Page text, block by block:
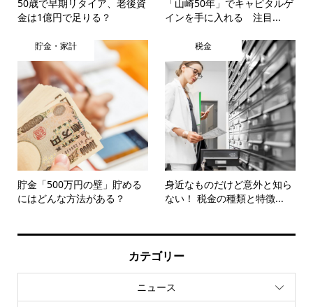
50歳で早期リタイア、老後資
金は1億円で足りる？
「山崎50年」でキャピタルゲ
インを手に入れる 注目...
貯金・家計
貯金「500万円の壁」貯める
にはどんな方法がある？
税金
身近なものだけど意外と知ら
ない！ 税金の種類と特徴...
カテゴリー
ニュース